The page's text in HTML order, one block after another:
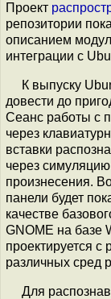
Проект
репозитории
описанием
интеграции с
К выпуску
довести до
Сеанс работы с
через
вставки
через
произнесения.
панели будет
качестве
GNOME на базе
проектируется
различных сред
Для